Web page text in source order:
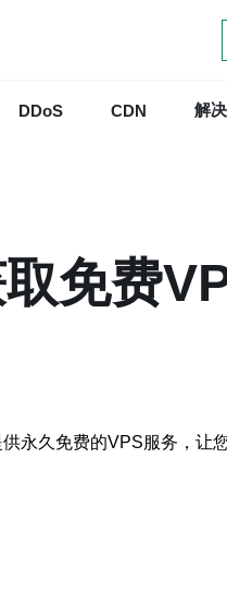
DDoS CDN 解
免费
永久免费的VPS服务，让